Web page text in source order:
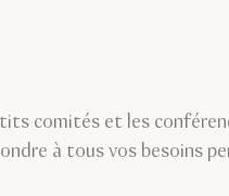
comités et les
à tous vos besoins